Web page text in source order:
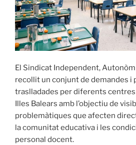
El Sindicat Independent,
recollit un conjunt de demandes i
traslladades per diferents
Illes Balears amb l’objectiu de
problemàtiques que afecten
la comunitat educativa i les
personal docent.